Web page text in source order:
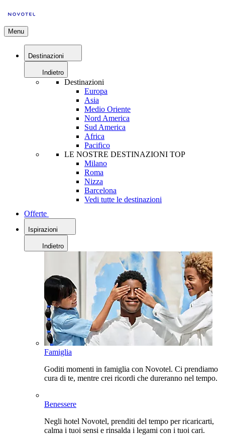
Menu
Destinazioni
Indietro
Destinazioni
Europa
Asia
Medio Oriente
Nord America
Sud America
Africa
Pacifico
LE NOSTRE DESTINAZIONI TOP
Milano
Roma
Nizza
Barcelona
Vedi tutte le destinazioni
Offerte
Ispirazioni
Indietro
Famiglia
Goditi momenti in famiglia con Novotel. Ci prendiamo
cura di te, mentre crei ricordi che dureranno nel tempo.
Benessere
Negli hotel Novotel, prenditi del tempo per ricaricarti,
calma i tuoi sensi e rinsalda i legami con i tuoi cari.